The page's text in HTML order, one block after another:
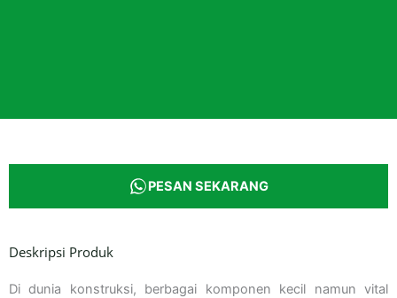
PESAN SEKARANG
Deskripsi Produk
Di dunia konstruksi, berbagai komponen kecil namun vital